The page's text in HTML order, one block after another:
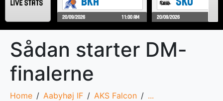
Sådan starter DM-
finalerne
Home Aabyhøj IF AKS Falcon
...